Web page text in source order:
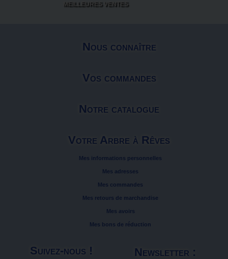
MEILLEURES VENTES
Nous connaître
Vos commandes
Notre catalogue
Votre Arbre à Rêves
Mes informations personnelles
Mes adresses
Mes commandes
Mes retours de marchandise
Mes avoirs
Mes bons de réduction
Suivez-nous ! Newsletter :